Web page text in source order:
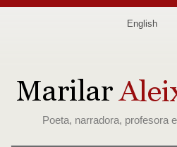
English
Poeta, narradora, profesora